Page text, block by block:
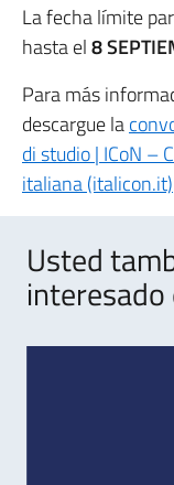
La fecha límite
hasta el8
Para más
descargue la
di studio | ICoN –
italiana (italicon.it)
Usted
interesado